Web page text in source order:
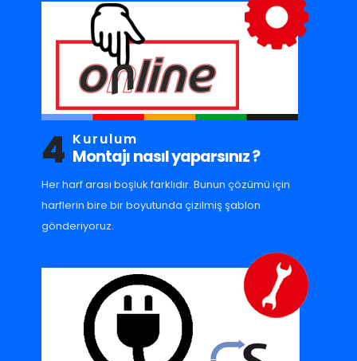
4 Kurulum
Montajı nasıl yaparsınız ?
Her harf arası boşluk farklıdır. Bunun çözümü için
harflerin bire bir boyutunda çizilmiş şablon
gönderiyoruz.